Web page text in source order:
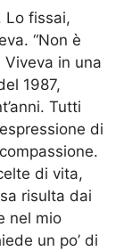
Lo fissai,
“Non è
in una
1987,
Tutti
di
di vita,
risulta dai
nel mio
un po’ di